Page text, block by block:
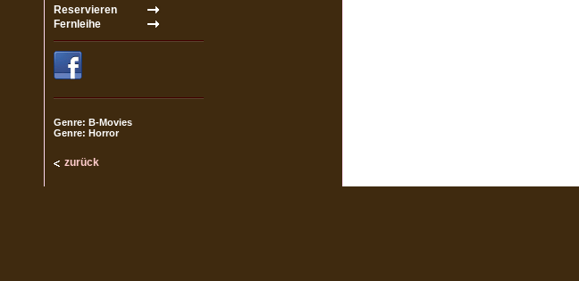
Genre: B-Movies
Genre: Horror
zurück